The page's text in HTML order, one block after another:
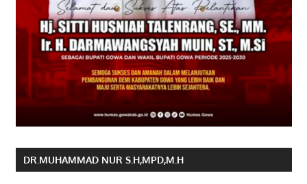
DR.MUHAMMAD NUR S.H,MPD,M.H